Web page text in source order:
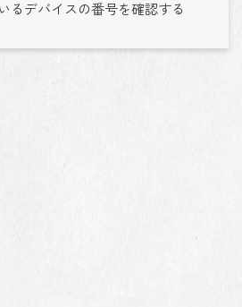
るデバイスの番号を確認する